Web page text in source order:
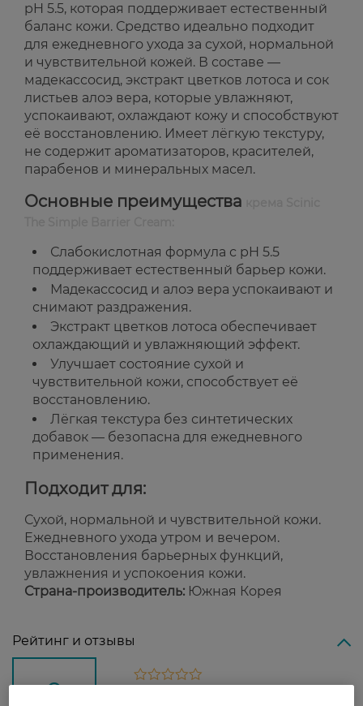
pH 5.5, которая поддерживает естественный
баланс кожи. Средство идеально подходит
для ежедневного ухода за сухой, нормальной
и чувствительной кожей. В составе —
мадекассосид, экстракт цветков лотоса и сок
листьев алоэ вера, которые увлажняют,
успокаивают, охлаждают кожу и способствуют
её восстановлению. Имеет лёгкую текстуру,
не содержит ароматизаторов, красителей,
парабенов и минеральных масел.
Основные преимущества
Слабокислотная формула с pH 5.5
поддерживает естественный барьер кожи.
Мадекассосид и алоэ вера успокаивают и
снимают раздражения.
Экстракт цветков лотоса обеспечивает
охлаждающий и увлажняющий эффект.
Улучшает состояние сухой и
чувствительной кожи, способствует её
восстановлению.
Лёгкая текстура без синтетических
добавок — безопасна для ежедневного
применения.
Подходит для:
Сухой, нормальной и чувствительной кожи.
Ежедневного ухода утром и вечером.
Восстановления барьерных функций,
увлажнения и успокоения кожи.
Страна-производитель: Южная Корея
Рейтинг и отзывы
0